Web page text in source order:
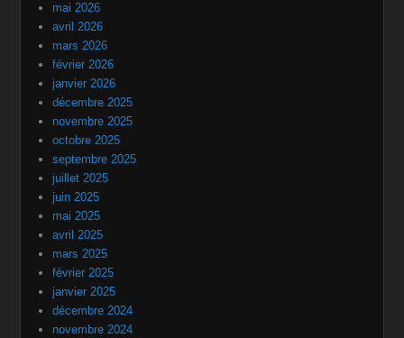
mai 2026
avril 2026
mars 2026
février 2026
janvier 2026
décembre 2025
novembre 2025
octobre 2025
septembre 2025
juillet 2025
juin 2025
mai 2025
avril 2025
mars 2025
février 2025
janvier 2025
décembre 2024
novembre 2024